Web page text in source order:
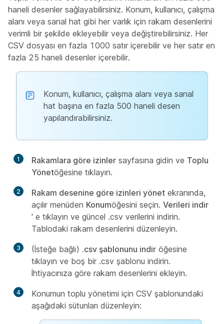
haneli desenler sağlayabilirsiniz. Konum, kullanıcı, çalışma
alanı veya sanal hat gibi her varlık için rakam desenlerini
verimli bir şekilde ekleyebilir veya değiştirebilirsiniz. Her
CSV dosyası en fazla 1000 satır içerebilir ve her satır en
fazla 25 haneli desenler içerebilir.
Konum, kullanıcı, çalışma alanı veya sanal
hat başına en fazla 500 haneli desen
yapılandırabilirsiniz.
1 Rakamlara göre izinler sayfasına gidin ve Toplu
Yönetöğesine tıklayın.
2 Rakam desenine göre izinleri yönet ekranında,
açılır menüden Konumöğesini seçin. Verileri indir
' e tıklayın ve güncel .csv verilerini indirin.
Tablodaki rakam desenlerini düzenleyin.
3 (İsteğe bağlı) .csv şablonunu indir öğesine
tıklayın ve boş bir .csv şablonu indirin.
İhtiyacınıza göre rakam desenlerini ekleyin.
4
Konumun toplu yönetimi için CSV şablonundaki
aşağıdaki sütunları düzenleyin: